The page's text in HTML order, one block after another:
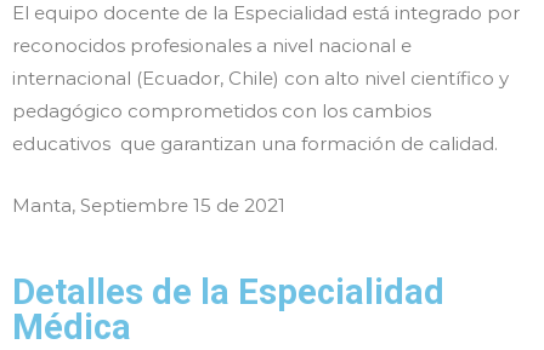
El equipo docente de la Especialidad está integrado por
reconocidos profesionales a nivel nacional e
internacional (Ecuador, Chile) con alto nivel científico y
pedagógico comprometidos con los cambios
educativos que garantizan una formación de calidad.
Manta, Septiembre 15 de 2021
Detalles de la Especialidad
Médica